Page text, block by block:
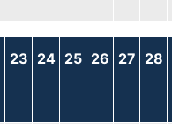
23 24 25 26 27 28